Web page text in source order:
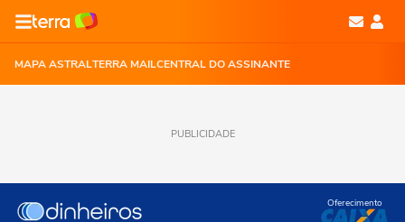
MAPA ASTRALTERRA MAILCENTRAL DO ASSINANTE
PUBLICIDADE
Oferecimento